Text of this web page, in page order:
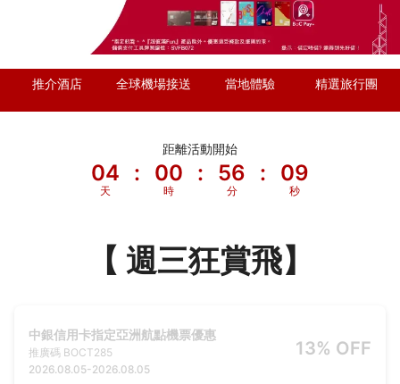
推介酒店 全球機場接送 當地體驗 精選旅行團
距離活動開始
04
天
: 00
時
: 56
分
: 08
秒
【 週三狂賞飛】
中銀信用卡指定亞洲航點機票優惠
推廣碼 BOCT285
2026.08.05-2026.08.05
13% OFF